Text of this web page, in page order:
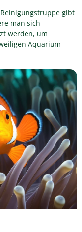
gibt
man sich
werden, um
Aquarium